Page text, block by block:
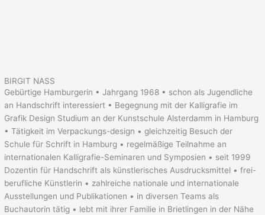
BIRGIT NASS
Gebürtige Hamburgerin • Jahrgang 1968 • schon als Jugendliche
an Handschrift interessiert • Begegnung mit der Kalligrafie im
Grafik Design Studium an der Kunstschule Alsterdamm in Hamburg
• Tätigkeit im Verpackungs-design • gleichzeitig Besuch der
Schule für Schrift in Hamburg • regelmäßige Teilnahme an
internationalen Kalligrafie-Seminaren und Symposien • seit 1999
Dozentin für Handschrift als künstlerisches Ausdrucksmittel • frei-
berufliche Künstlerin • zahlreiche nationale und internationale
Ausstellungen und Publikationen • in diversen Teams als
Buchautorin tätig • lebt mit ihrer Familie in Brietlingen in der Nähe